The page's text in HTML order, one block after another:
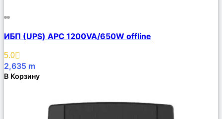
Описание
Избранное
ИБП (UPS) APC 1200VA/650W offline
5.0
2,635 m
В Корзину